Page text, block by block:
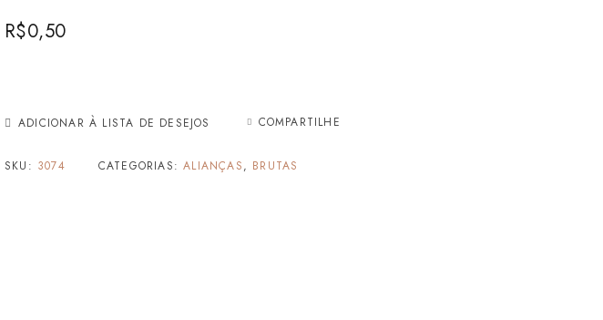
R$0,50
ADICIONAR À LISTA DE DESEJOS COMPARTILHE
SKU: 3074 CATEGORIAS:ALIANÇAS, BRUTAS